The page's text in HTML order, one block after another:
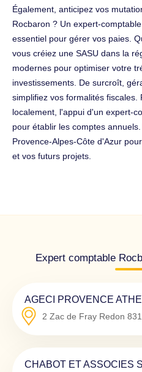
Également, anticipez vos
Rocbaron ? Un expert-
essentiel pour gérer vos paies.
vous créiez une SASU dans la
modernes pour optimiser votre
investissements. De surcroît,
simplifiez vos formalités
localement, l'appui d'un expert-
pour établir les comptes
Provence-Alpes-Côte d'Azur
et vos futurs projets.
Expert comptable
AGECI PROVENCE
2 Zac de Fray Redon
CHABOT ET ASSOCIES